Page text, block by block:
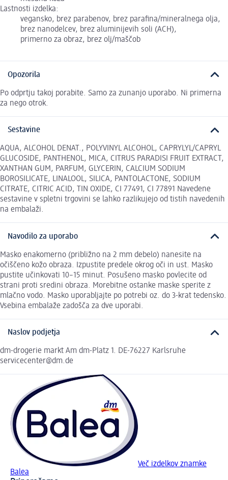
Lastnosti izdelka:
vegansko, brez parabenov, brez parafina/mineralnega olja,
brez nanodelcev, brez aluminijevih soli (ACH),
primerno za obraz, brez olj/maščob
Opozorila
Po odprtju takoj porabite. Samo za zunanjo uporabo. Ni primerna
za nego otrok.
Sestavine
AQUA, ALCOHOL DENAT., POLYVINYL ALCOHOL, CAPRYLYL/CAPRYL
GLUCOSIDE, PANTHENOL, MICA, CITRUS PARADISI FRUIT EXTRACT,
XANTHAN GUM, PARFUM, GLYCERIN, CALCIUM SODIUM
BOROSILICATE, LINALOOL, SILICA, PANTOLACTONE, SODIUM
CITRATE, CITRIC ACID, TIN OXIDE, CI 77491, CI 77891 Navedene
sestavine v spletni trgovini se lahko razlikujejo od tistih navedenih
na embalaži.
Navodilo za uporabo
Masko enakomerno (približno na 2 mm debelo) nanesite na
očiščeno kožo obraza. Izpustite predele okrog oči in ust. Masko
pustite učinkovati 10–15 minut. Posušeno masko povlecite od
strani proti sredini obraza. Morebitne ostanke maske sperite z
mlačno vodo. Masko uporabljajte po potrebi oz. do 3-krat tedensko.
Vsebina embalaže zadošča za dve uporabi.
Naslov podjetja
dm-drogerie markt Am dm-Platz 1. DE-76227 Karlsruhe
servicecenter@dm.de
Več izdelkov znamke
Balea